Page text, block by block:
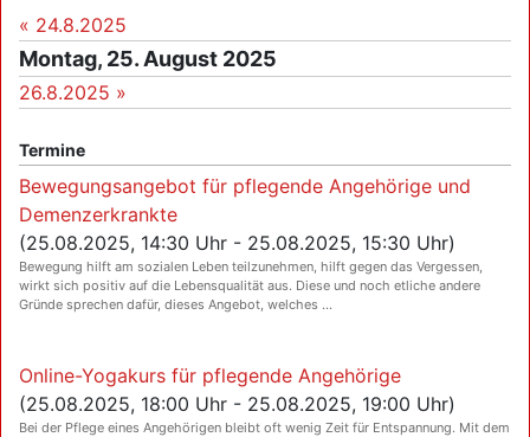
« 24.8.2025
Montag, 25. August 2025
26.8.2025 »
Termine
Bewegungsangebot für pflegende Angehörige und
Demenzerkrankte
(25.08.2025, 14:30 Uhr - 25.08.2025, 15:30 Uhr)
Bewegung hilft am sozialen Leben teilzunehmen, hilft gegen das Vergessen,
wirkt sich positiv auf die Lebensqualität aus. Diese und noch etliche andere
Gründe sprechen dafür, dieses Angebot, welches ...
Online-Yogakurs für pflegende Angehörige
(25.08.2025, 18:00 Uhr - 25.08.2025, 19:00 Uhr)
Bei der Pflege eines Angehörigen bleibt oft wenig Zeit für Entspannung. Mit dem